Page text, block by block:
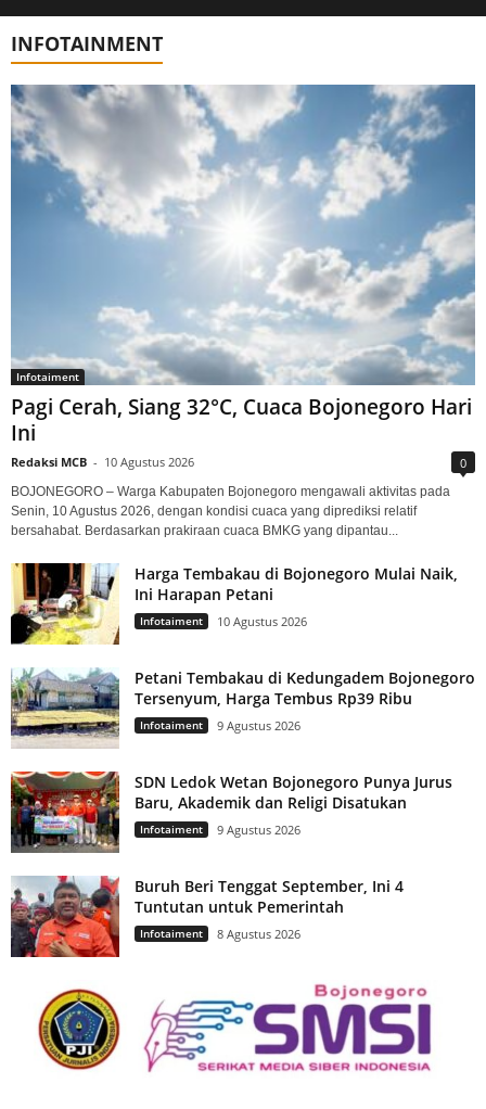
INFOTAINMENT
Infotaiment
Pagi Cerah, Siang 32°C, Cuaca Bojonegoro Hari
Ini
Redaksi MCB - 10 Agustus 2026 0
BOJONEGORO – Warga Kabupaten Bojonegoro mengawali aktivitas pada
Senin, 10 Agustus 2026, dengan kondisi cuaca yang diprediksi relatif
bersahabat. Berdasarkan prakiraan cuaca BMKG yang dipantau...
Harga Tembakau di Bojonegoro Mulai Naik,
Ini Harapan Petani
Infotaiment 10 Agustus 2026
Petani Tembakau di Kedungadem Bojonegoro
Tersenyum, Harga Tembus Rp39 Ribu
Infotaiment 9 Agustus 2026
SDN Ledok Wetan Bojonegoro Punya Jurus
Baru, Akademik dan Religi Disatukan
Infotaiment 9 Agustus 2026
Buruh Beri Tenggat September, Ini 4
Tuntutan untuk Pemerintah
Infotaiment 8 Agustus 2026